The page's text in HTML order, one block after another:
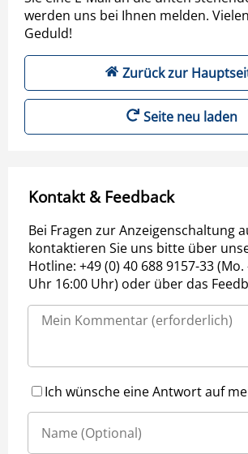
werden uns bei Ihnen melden.
Geduld!
Zurück zur
Seite neu laden
Kontakt & Feedback
Bei Fragen zur Anzeigenschaltung
kontaktieren Sie uns bitte über
Hotline: +49 (0) 40 688 9157-33 (Mo.
Uhr 16:00 Uhr) oder über das
Ich wünsche eine Antwort auf